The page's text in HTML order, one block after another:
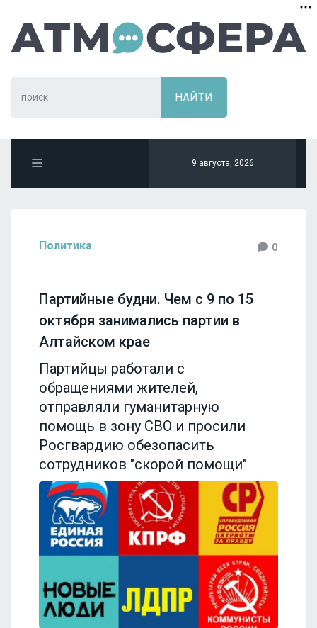
9 августа, 2026
Политика 0
Партийные будни. Чем с 9 по 15
октября занимались партии в
Алтайском крае
Партийцы работали с
обращениями жителей,
отправляли гуманитарную
помощь в зону СВО и просили
Росгвардию обезопасить
сотрудников "скорой помощи"